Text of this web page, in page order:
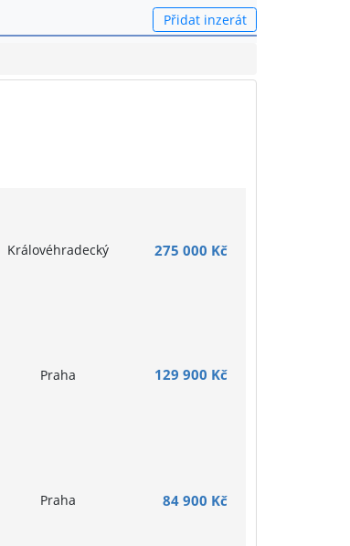
Přidat inzerát
Královéhradecký 275 000 Kč
Praha 129 900 Kč
Praha 84 900 Kč